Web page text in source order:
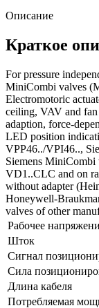
Описание
Краткое
For pressure
MiniCombi valves
Electromotoric
ceiling, VAV and
adaption, force-
LED position
VPP46../VPI46..,
Siemens
VD1..CLC and on
without adapter
Honeywell-
valves of other
Рабочее
Шток
Сигнал
Сила
Длина кабеля
Потребляемая